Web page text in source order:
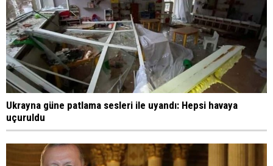
Ukrayna güne patlama sesleri ile uyandı: Hepsi havaya
uçuruldu